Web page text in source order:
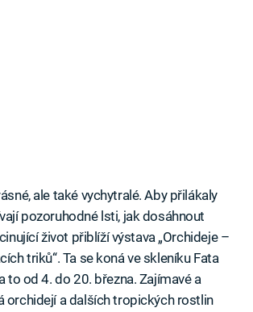
ale také vychytralé. Aby přilákaly
pozoruhodné lsti, jak dosáhnout
život přiblíží výstava „Orchideje –
triků“. Ta se koná ve skleníku Fata
to od 4. do 20. března. Zajímavé a
orchidejí a dalších tropických rostlin